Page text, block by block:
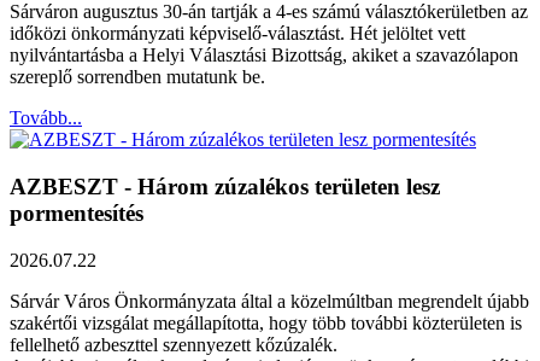
Sárváron augusztus 30-án tartják a 4-es számú választókerületben az
időközi önkormányzati képviselő-választást. Hét jelöltet vett
nyilvántartásba a Helyi Választási Bizottság, akiket a szavazólapon
szereplő sorrendben mutatunk be.
Tovább...
AZBESZT - Három zúzalékos területen lesz
pormentesítés
2026.07.22
Sárvár Város Önkormányzata által a közelmúltban megrendelt újabb
szakértői vizsgálat megállapította, hogy több további közterületen is
fellelhető azbeszttel szennyezett kőzúzalék.